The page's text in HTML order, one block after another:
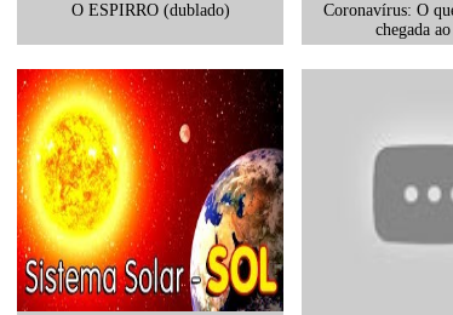
O ESPIRRO (dublado)
Coronavírus: O
chegada